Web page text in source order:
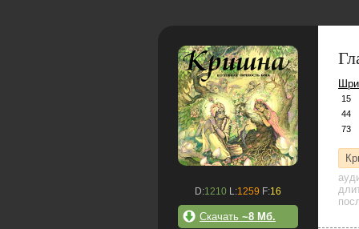
D:1210 L:1259 F:16
Скачать ~8 Мб.
15
44
73